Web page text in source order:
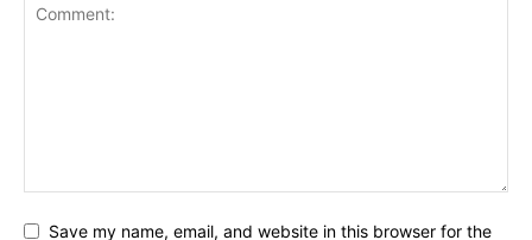
Save my name, email, and website in this browser for the